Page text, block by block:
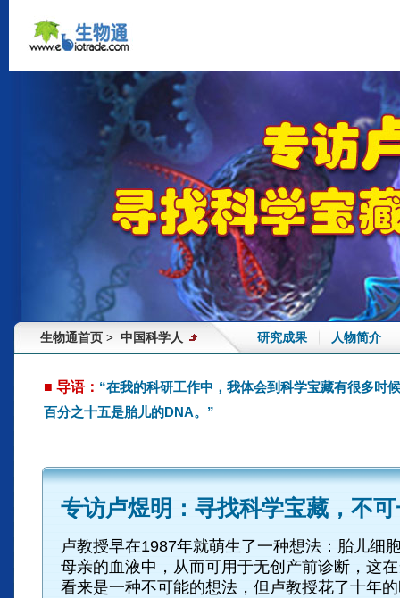
生物通首页 > 中国科学人 研究成果 人物简介
■ 导语： “在我的科研工作中，我体会到科学宝藏有很多时
百分之十五是胎儿的DNA。”
专访卢煜明：寻找科学宝藏，不
卢教授早在1987年就萌生了一种想法：胎儿细
母亲的血液中，从而可用于无创产前诊断，这
看来是一种不可能的想法，但卢教授花了十年